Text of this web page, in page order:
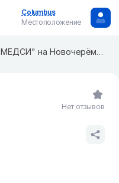
Columbus
Местоположение
Клиника "МЕДСИ" на ​​Новочерёмушкинской
Нет отзывов